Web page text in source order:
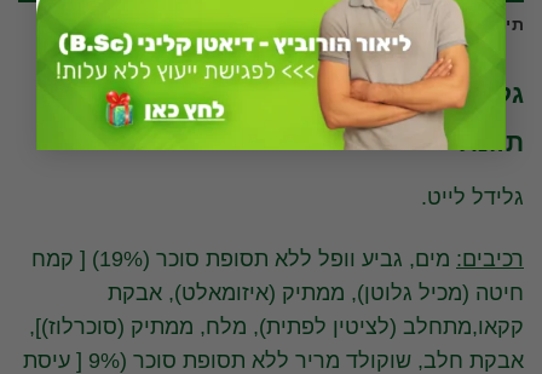
תיאור
גלידל לייט. גלידה בטעם שוקולד – ערך
תזונתי
גלידל לייט.
רכיבים:
מים, גביע וופל ללא תסופת סוכר (19%) [ קמח
חיטה (מכיל גלוטן), ממתיק (איזומאלט), אבקת
קקאו,מתחלב (לציטין לפתית), מלח, ממתיק (סוכרלוז)],
אבקת חלב, שוקולד מריר ללא תסופת סוכר (9% [ עיסת